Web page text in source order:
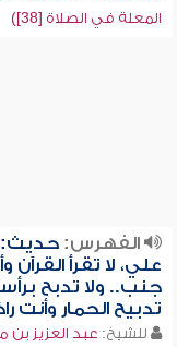
المعلة في الصلاة [38])
الفهرس:حديث:
علي، لا تقرأ القرآن
جنب.. ولا تدبح
تدبيح الحمار وأنت
للشيخ: عبد العزيز بن